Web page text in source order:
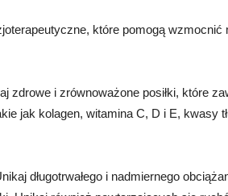
które pomogą wzmocnić
zdrowe i zrównoważone posiłki, które
jak kolagen, witamina C, D i E, kwasy
długotrwałego i nadmiernego